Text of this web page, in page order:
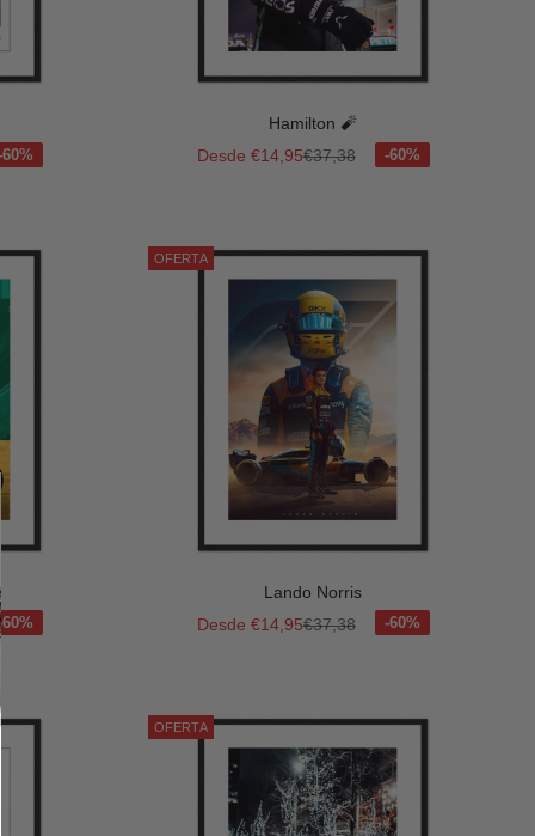
Hamilton 🧨
Precio de oferta
Desde €14,95Precio normal
€37,38
OFERTA
Lando Norris
Precio de oferta
Desde €14,95Precio normal
€37,38
OFERTA